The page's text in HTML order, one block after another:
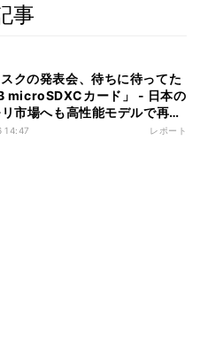
事
クの発表会、待ちに待ってた
microSDXCカード」 - 日本の
市場へも高性能モデルで再参
14:47 レポート